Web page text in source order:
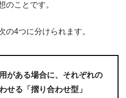
のことです。
の4つに分けられます。
がある場合に、それぞれの
せる「摺り合わせ型」